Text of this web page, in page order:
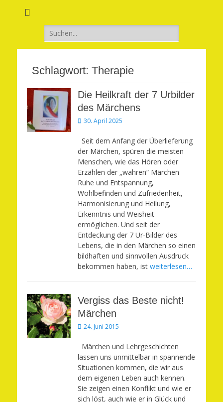
Suchen
nach:
Schlagwort: Therapie
Die Heilkraft der 7 Urbilder
des Märchens
Veröffentlicht
30. April 2025
Seit dem Anfang der Überlieferung
der Märchen, spüren die meisten
Menschen, wie das Hören oder
Erzählen der „wahren“ Märchen
Ruhe und Entspannung,
Wohlbefinden und Zufriedenheit,
Harmonisierung und Heilung,
Erkenntnis und Weisheit
ermöglichen. Und seit der
Entdeckung der 7 Ur-Bilder des
Lebens, die in den Märchen so einen
bildhaften und sinnvollen Ausdruck
bekommen haben, ist weiterlesen…
Vergiss das Beste nicht!
Märchen
Veröffentlicht
24. Juni 2015
Märchen und Lehrgeschichten
lassen uns unmittelbar in spannende
Situationen kommen, die wir aus
dem eigenen Leben auch kennen.
Sie zeigen einen Konflikt und wie er
sich löst, auch wie er in Glück und